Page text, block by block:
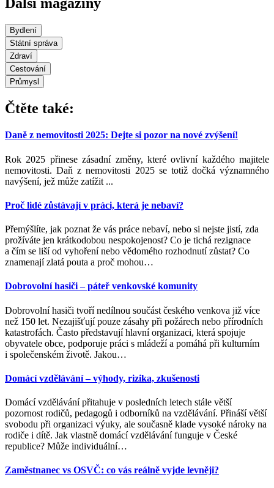
Bydlení
Státní správa
Zdraví
Cestování
Průmysl
Čtěte také:
Daně z nemovitosti 2025: Dejte si pozor na nové zvýšení!
Rok 2025 přinese zásadní změny, které ovlivní každého majitele
nemovitosti. Daň z nemovitosti 2025 se totiž dočká významného
navýšení, jež může zatížit ...
Proč lidé zůstávají v práci, která je nebaví?
Přemýšlíte, jak poznat že vás práce nebaví, nebo si nejste jistí, zda
prožíváte jen krátkodobou nespokojenost? Co je tichá rezignace
a čím se liší od vyhoření nebo vědomého rozhodnutí zůstat? Co
znamenají zlatá pouta a proč mohou…
Dobrovolní hasiči – páteř venkovské komunity
Dobrovolní hasiči tvoří nedílnou součást českého venkova již více
než 150 let. Nezajišťují pouze zásahy při požárech nebo přírodních
katastrofách. Často představují hlavní organizaci, která spojuje
obyvatele obce, podporuje práci s mládeží a pomáhá při kulturním
i společenském životě. Jakou…
Domácí vzdělávání – výhody, rizika, zkušenosti
Domácí vzdělávání přitahuje v posledních letech stále větší
pozornost rodičů, pedagogů i odborníků na vzdělávání. Přináší větší
svobodu při organizaci výuky, ale současně klade vysoké nároky na
rodiče i dítě. Jak vlastně domácí vzdělávání funguje v České
republice? Může individuální…
Zaměstnanec vs OSVČ: co vás reálně vyjde levněji?